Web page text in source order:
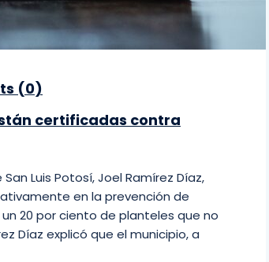
(0)
certificadas contra
Luis Potosí, Joel Ramírez Díaz,
en la prevención de
20 por ciento de planteles que no
Díaz explicó que el municipio, a